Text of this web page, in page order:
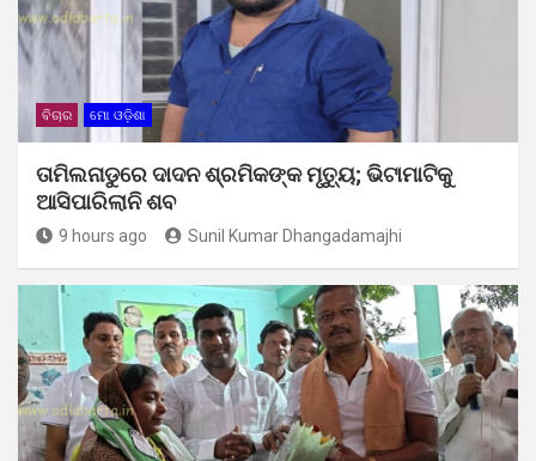
ବିଚାର ମୋ ଓଡ଼ିଶା
ତାମିଲନାଡୁରେ ଦାଦନ ଶ୍ରମିକଙ୍କ ମୃତ୍ୟୁ; ଭିଟାମାଟିକୁ
ଆସିପାରିଲାନି ଶବ
9 hours ago Sunil Kumar Dhangadamajhi